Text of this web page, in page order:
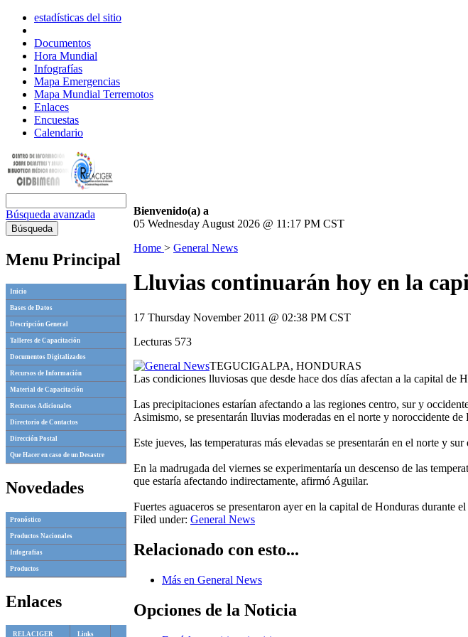
estadísticas del sitio
Documentos
Hora Mundial
Infografías
Mapa Emergencias
Mapa Mundial Terremotos
Enlaces
Encuestas
Calendario
Búsqueda avanzada
Menu Principal
Inicio
Bases de Datos
Descripción General
Talleres de Capacitación
Documentos Digitalizados
Recursos de Información
Material de Capacitación
Recursos Adicionales
Directorio de Contactos
Dirección Postal
Que Hacer en caso de un Desastre
Novedades
Pronóstico
Productos Nacionales
Infografias
Productos
Enlaces
RELACIGER Links
Bienvenido(a) a
05 Wednesday August 2026 @ 11:17 PM CST
Home > General News
Lluvias continuarán hoy en la
17 Thursday November 2011 @ 02:38 PM CST
Lecturas 573
TEGUCIGALPA, HONDURAS
Las condiciones lluviosas que desde hace dos días afectan a la capital
Las precipitaciones estarían afectando a las regiones centro, sur y
Asimismo, se presentarán lluvias moderadas en el norte y noroccidente
Este jueves, las temperaturas más elevadas se presentarán en el norte y
En la madrugada del viernes se experimentaría un descenso de las
que estaría afectando indirectamente, afirmó Aguilar.
Fuertes aguaceros se presentaron ayer en la capital de Honduras durante
Filed under: General News
Relacionado con esto...
Más en General News
Opciones de la Noticia